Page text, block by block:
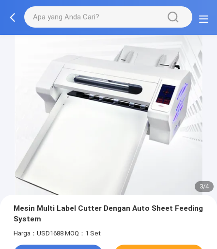
3/4
Mesin Multi Label Cutter Dengan Auto Sheet Feeding
System
Harga：USD1688 MOQ：1 Set